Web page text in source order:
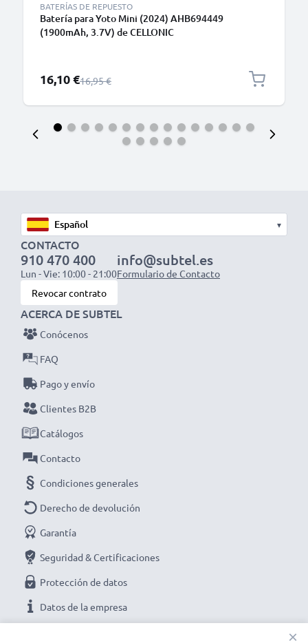
BATERÍAS DE REPUESTO
Batería para Yoto Mini (2024) AHB694449
(1900mAh, 3.7V) de CELLONIC
Precio especial
16,10 €Precio normal
16,95 €
▾
CONTACTO
910 470 400
Lun - Vie: 10:00 - 21:00
info@subtel.es
Formulario de Contacto
Revocar contrato
ACERCA DE SUBTEL
Conócenos
FAQ
Pago y envío
Clientes B2B
Catálogos
Contacto
Condiciones generales
Derecho de devolución
Garantía
Seguridad & Certificaciones
Protección de datos
Datos de la empresa
×